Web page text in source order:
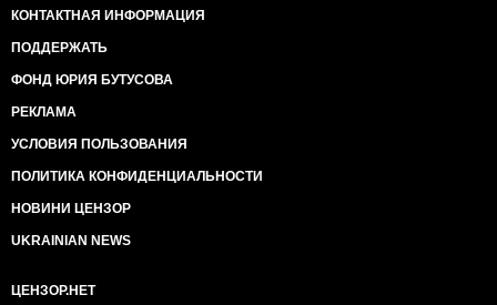
КОНТАКТНАЯ ИНФОРМАЦИЯ
ПОДДЕРЖАТЬ
ФОНД ЮРИЯ БУТУСОВА
РЕКЛАМА
УСЛОВИЯ ПОЛЬЗОВАНИЯ
ПОЛИТИКА КОНФИДЕНЦИАЛЬНОСТИ
НОВИНИ ЦЕНЗОР
UKRAINIAN NEWS
ЦЕНЗОР.НЕТ